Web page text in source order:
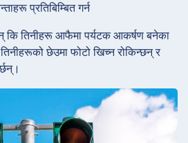
प्रतिबिम्बित गर्न
कि तिनीहरू आफैमा पर्यटक आकर्षण बनेका
छेउमा फोटो खिच्न रोकिन्छन् र